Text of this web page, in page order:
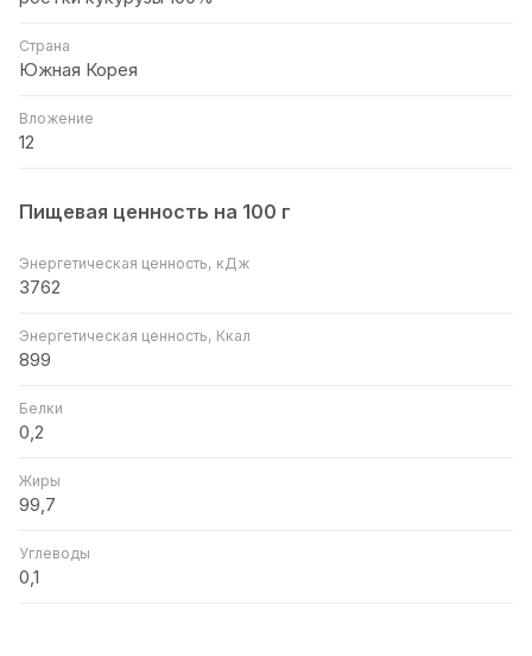
Страна
Южная Корея
Вложение
12
Пищевая ценность на 100 г
Энергетическая ценность, кДж
3762
Энергетическая ценность, Ккал
899
Белки
0,2
Жиры
99,7
Углеводы
0,1